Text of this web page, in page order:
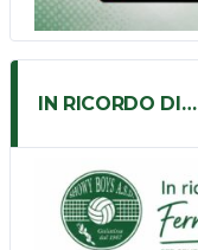
IN RICORDO DI…